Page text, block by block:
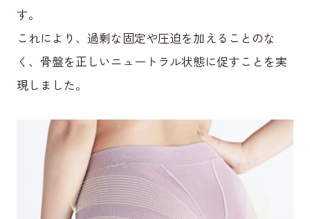
す。
これにより、過剰な固定や圧迫を加えることのな
く、骨盤を正しいニュートラル状態に促すことを実
現しました。